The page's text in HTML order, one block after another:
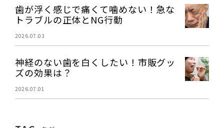
歯が浮く感じで痛くて噛めない！急な
トラブルの正体とNG行動
2026.07.03
神経のない歯を白くしたい！市販グッ
ズの効果は？
2026.07.01